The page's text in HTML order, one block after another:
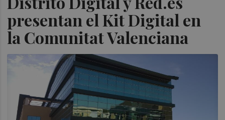
presentan el Kit Digital en
la Comunitat Valenciana